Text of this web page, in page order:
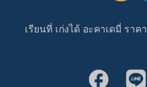
เรียนที่ เก่งได้ อะคาเดมี่ รา